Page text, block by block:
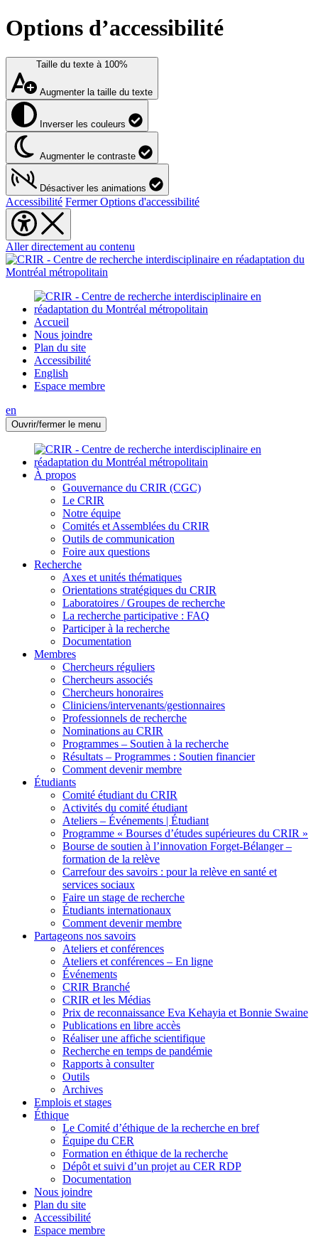
Options d’accessibilité
Taille du texte à 100%
Augmenter la taille du texte
Inverser les couleurs
Augmenter le contraste
Désactiver les animations
Accessibilité Fermer Options d'accessibilité
Aller directement au contenu
Accueil
Nous joindre
Plan du site
Accessibilité
English
Espace membre
en
Ouvrir/fermer le menu
À propos
Gouvernance du CRIR (CGC)
Le CRIR
Notre équipe
Comités et Assemblées du CRIR
Outils de communication
Foire aux questions
Recherche
Axes et unités thématiques
Orientations stratégiques du CRIR
Laboratoires / Groupes de recherche
La recherche participative : FAQ
Participer à la recherche
Documentation
Membres
Chercheurs réguliers
Chercheurs associés
Chercheurs honoraires
Cliniciens/intervenants/gestionnaires
Professionnels de recherche
Nominations au CRIR
Programmes – Soutien à la recherche
Résultats – Programmes : Soutien financier
Comment devenir membre
Étudiants
Comité étudiant du CRIR
Activités du comité étudiant
Ateliers – Événements | Étudiant
Programme « Bourses d’études supérieures du CRIR »
Bourse de soutien à l’innovation Forget-Bélanger –
formation de la relève
Carrefour des savoirs : pour la relève en santé et
services sociaux
Faire un stage de recherche
Étudiants internationaux
Comment devenir membre
Partageons nos savoirs
Ateliers et conférences
Ateliers et conférences – En ligne
Événements
CRIR Branché
CRIR et les Médias
Prix de reconnaissance Eva Kehayia et Bonnie Swaine
Publications en libre accès
Réaliser une affiche scientifique
Recherche en temps de pandémie
Rapports à consulter
Outils
Archives
Emplois et stages
Éthique
Le Comité d’éthique de la recherche en bref
Équipe du CER
Formation en éthique de la recherche
Dépôt et suivi d’un projet au CER RDP
Documentation
Nous joindre
Plan du site
Accessibilité
Espace membre